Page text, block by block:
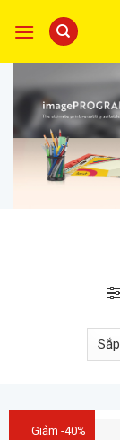
Giảm -40%